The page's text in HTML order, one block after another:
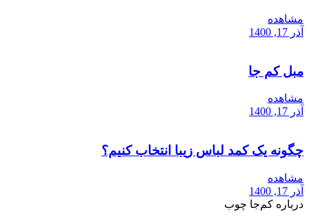
مشاهده
آذر 17, 1400
مبل کم جا
مشاهده
آذر 17, 1400
چگونه یک کمد لباس زیبا انتخاب کنیم؟
مشاهده
آذر 17, 1400
درباره کم‌جا چوب